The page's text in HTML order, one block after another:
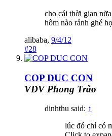
cho cái thời gian
hôm nào rảnh ghé
alibaba, 9/4/12
#28
COP DUC CON
VĐV Phong Trào
dinhthu said: ↑
lúc đó chỉ có